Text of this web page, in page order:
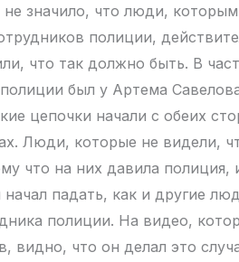
не значило, что люди,
полиции,
что так должно быть. В
был у Артема
цепочки начали с обеих
Люди, которые не видели,
что на них давила полиция,
падать, как и другие
полиции. На видео,
видно, что он делал это